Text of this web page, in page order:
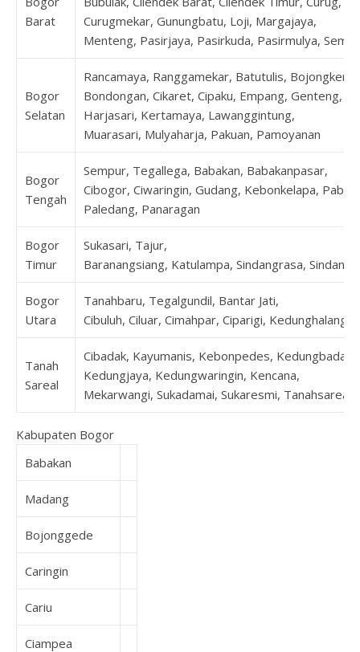
Barat
Curugmekar, Gunungbatu, Loji, Margajaya,
Menteng, Pasirjaya, Pasirkuda, Pasirmulya,
Bogor
Selatan
Rancamaya, Ranggamekar, Batutulis,
Bondongan, Cikaret, Cipaku, Empang, Genteng,
Harjasari, Kertamaya, Lawanggintung,
Muarasari, Mulyaharja, Pakuan, Pamoyanan
Bogor
Tengah
Sempur, Tegallega, Babakan, Babakanpasar,
Cibogor, Ciwaringin, Gudang, Kebonkelapa,
Paledang, Panaragan
Bogor
Timur
Sukasari, Tajur,
Baranangsiang, Katulampa, Sindangrasa,
Bogor
Utara
Tanahbaru, Tegalgundil, Bantar Jati,
Cibuluh, Ciluar, Cimahpar, Ciparigi, Kedunghalang
Tanah
Sareal
Cibadak, Kayumanis, Kebonpedes, Kedungbadak,
Kedungjaya, Kedungwaringin, Kencana,
Mekarwangi, Sukadamai, Sukaresmi, Tanahsareal
Kabupaten Bogor
Babakan
Madang
Bojonggede
Caringin
Cariu
Ciampea